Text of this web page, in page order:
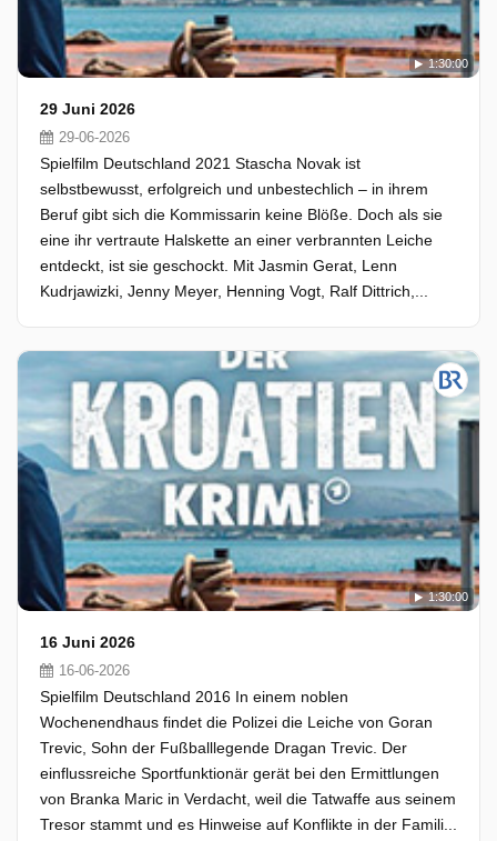
1:30:00
29 Juni 2026
29-06-2026
Spielfilm Deutschland 2021 Stascha Novak ist
selbstbewusst, erfolgreich und unbestechlich – in ihrem
Beruf gibt sich die Kommissarin keine Blöße. Doch als sie
eine ihr vertraute Halskette an einer verbrannten Leiche
entdeckt, ist sie geschockt. Mit Jasmin Gerat, Lenn
Kudrjawizki, Jenny Meyer, Henning Vogt, Ralf Dittrich,...
1:30:00
16 Juni 2026
16-06-2026
Spielfilm Deutschland 2016 In einem noblen
Wochenendhaus findet die Polizei die Leiche von Goran
Trevic, Sohn der Fußballlegende Dragan Trevic. Der
einflussreiche Sportfunktionär gerät bei den Ermittlungen
von Branka Maric in Verdacht, weil die Tatwaffe aus seinem
Tresor stammt und es Hinweise auf Konflikte in der Famili...